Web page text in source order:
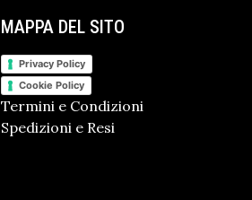
MAPPA DEL SITO
Privacy Policy
Cookie Policy
Termini e Condizioni
Spedizioni e Resi